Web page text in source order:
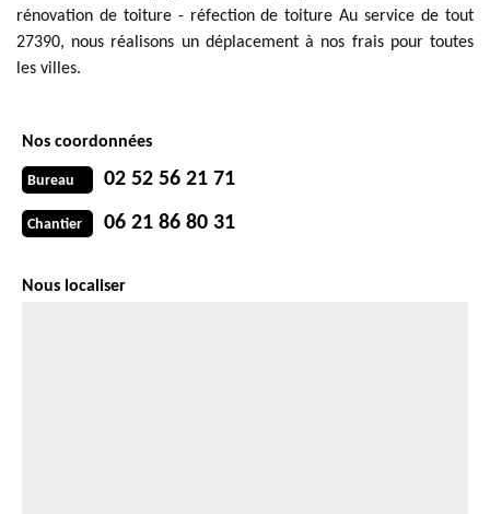
rénovation de toiture - réfection de toiture Au service de tout
27390, nous réalisons un déplacement à nos frais pour toutes
les villes.
Nos coordonnées
Bureau 02 52 56 21 71
Chantier 06 21 86 80 31
Nous localiser